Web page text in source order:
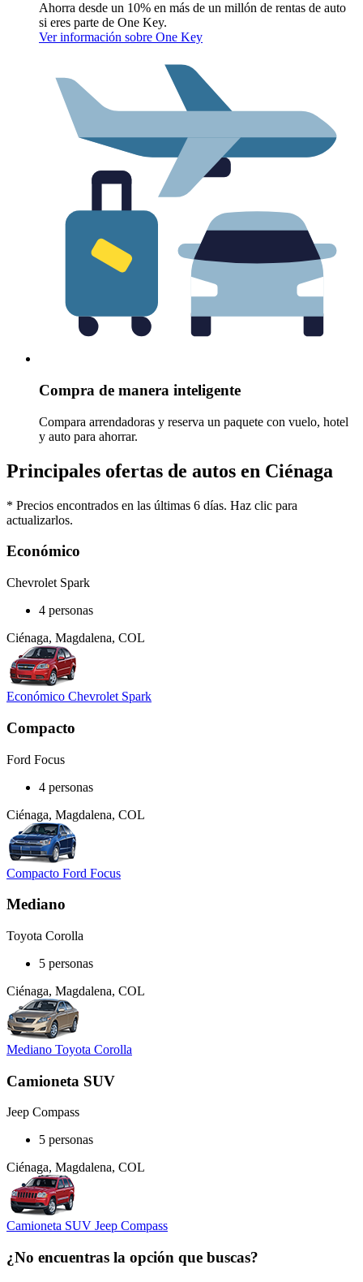
Ahorra desde un 10% en más de un millón de rentas de auto
si eres parte de One Key.
Ver información sobre One Key
Compra de manera inteligente
Compara arrendadoras y reserva un paquete con vuelo, hotel
y auto para ahorrar.
Principales ofertas de autos en Ciénaga
* Precios encontrados en las últimas 6 días. Haz clic para
actualizarlos.
Económico
Chevrolet Spark
4 personas
Ciénaga, Magdalena, COL
Económico Chevrolet Spark
Compacto
Ford Focus
4 personas
Ciénaga, Magdalena, COL
Compacto Ford Focus
Mediano
Toyota Corolla
5 personas
Ciénaga, Magdalena, COL
Mediano Toyota Corolla
Camioneta SUV
Jeep Compass
5 personas
Ciénaga, Magdalena, COL
Camioneta SUV Jeep Compass
¿No encuentras la opción que buscas?